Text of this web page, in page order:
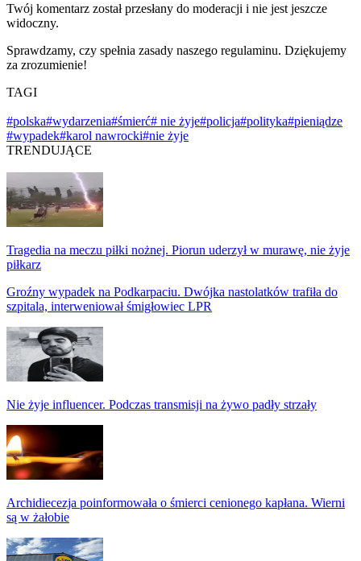
Twój komentarz został przesłany do moderacji i nie jest jeszcze
widoczny.
Sprawdzamy, czy spełnia zasady naszego regulaminu. Dziękujemy
za zrozumienie!
TAGI
#polska#wydarzenia#śmierć# nie żyje#policja#polityka#pieniądze
#wypadek#karol nawrocki#nie żyje
TRENDUJĄCE
Tragedia na meczu piłki nożnej. Piorun uderzył w murawę, nie żyje
piłkarz
Groźny wypadek na Podkarpaciu. Dwójka nastolatków trafiła do
szpitala, interweniował śmigłowiec LPR
Nie żyje influencer. Podczas transmisji na żywo padły strzały
Archidiecezja poinformowała o śmierci cenionego kapłana. Wierni
są w żałobie